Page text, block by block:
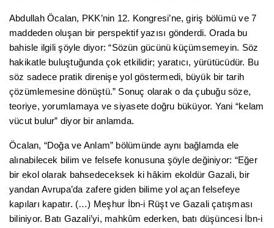
Abdullah Öcalan, PKK’nin 12. Kongresi’ne, giriş bölümü ve 7
maddeden oluşan bir perspektif yazısı gönderdi. Orada bu
bahisle ilgili şöyle diyor: “Sözün gücünü küçümsemeyin. Söz
hakikatle buluştuğunda çok etkilidir; yaratıcı, yürütücüdür. Bu
söz sadece pratik direnişe yol göstermedi, büyük bir tarih
çözümlemesine dönüştü.” Sonuç olarak o da çubuğu söze,
teoriye, yorumlamaya ve siyasete doğru büküyor. Yani “kelam
vücut bulur” diyor bir anlamda.
Öcalan, “Doğa ve Anlam” bölümünde aynı bağlamda ele
alınabilecek bilim ve felsefe konusuna şöyle değiniyor: “Eğer
bir ekol olarak bahsedeceksek ki hâkim ekoldür Gazali, bir
yandan Avrupa’da zafere giden bilime yol açan felsefeye
kapıları kapatır. (…) Meşhur İbn-i Rüşt ve Gazali çatışması
biliniyor. Batı Gazali’yi, mahkûm ederken, batı düşüncesi İbn-i